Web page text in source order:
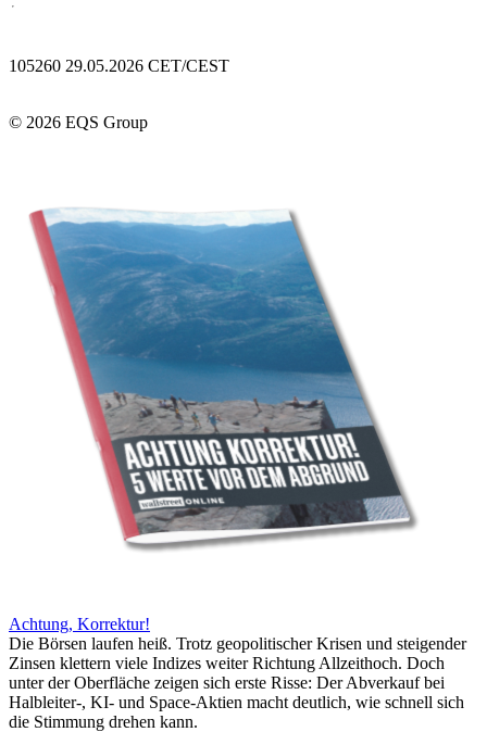
105260 29.05.2026 CET/CEST
© 2026 EQS Group
Achtung, Korrektur!
Die Börsen laufen heiß. Trotz geopolitischer Krisen und steigender
Zinsen klettern viele Indizes weiter Richtung Allzeithoch. Doch
unter der Oberfläche zeigen sich erste Risse: Der Abverkauf bei
Halbleiter-, KI- und Space-Aktien macht deutlich, wie schnell sich
die Stimmung drehen kann.